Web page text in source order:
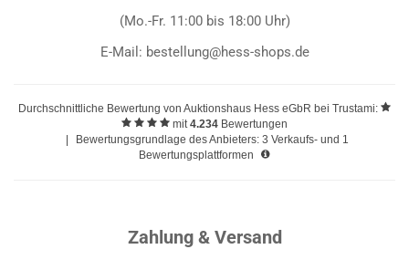
(Mo.-Fr. 11:00 bis 18:00 Uhr)
E-Mail: bestellung@hess-shops.de
Durchschnittliche Bewertung von Auktionshaus Hess eGbR bei Trustami:
mit4.234 Bewertungen
Bewertungsgrundlage des Anbieters: 3 Verkaufs- und 1
Bewertungsplattformen
Zahlung & Versand